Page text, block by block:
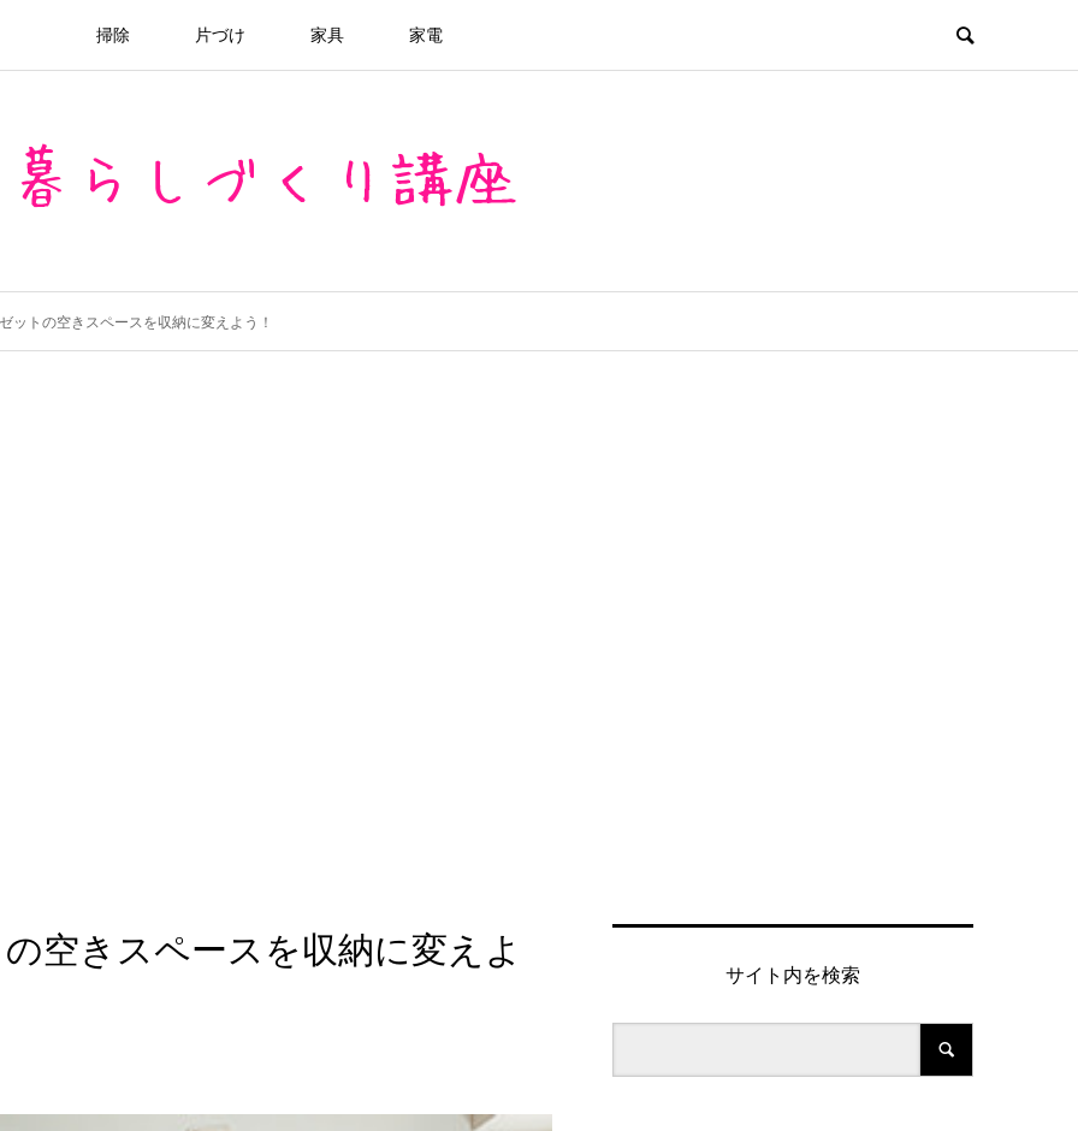
掃除 片づけ 家具 家電
ットの空きスペースを収納に変えよう！
空きスペースを収納に変えよ
サイト内を検索